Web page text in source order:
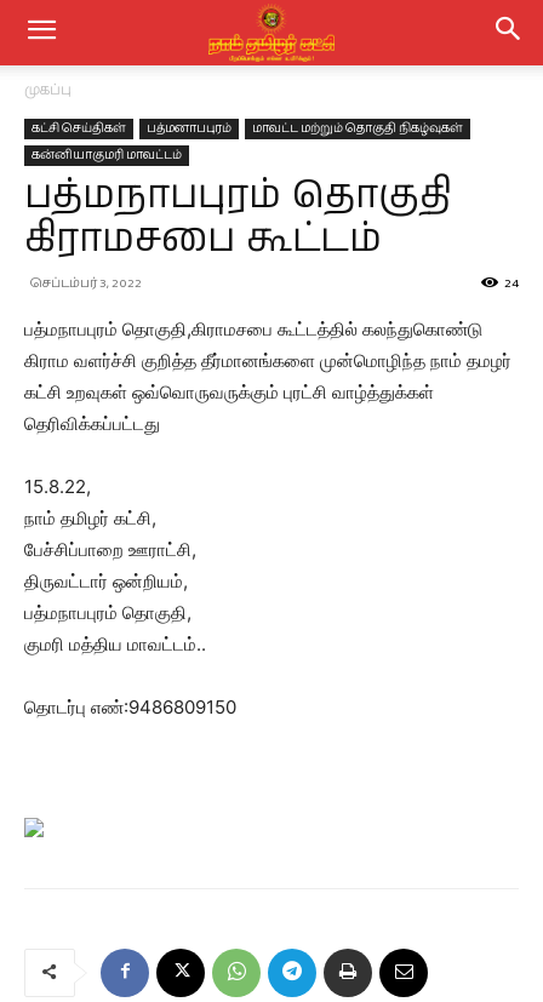
முகப்பு
கட்சி செய்திகள் பத்மனாபபுரம்
மாவட்ட மற்றும் தொகுதி நிகழ்வுகள்
கன்னியாகுமரி மாவட்டம்
பத்மநாபபுரம் தொகுதி
கிராமசபை கூட்டம்
செப்டம்பர் 3, 2022 24
பத்மநாபபுரம் தொகுதி,கிராமசபை கூட்டத்தில் கலந்துகொண்டு
கிராம வளர்ச்சி குறித்த தீர்மானங்களை முன்மொழிந்த நாம் தமழர்
கட்சி உறவுகள் ஒவ்வொருவருக்கும் புரட்சி வாழ்த்துக்கள்
தெரிவிக்கப்பட்டது
15.8.22,
நாம் தமிழர் கட்சி,
பேச்சிப்பாறை ஊராட்சி,
திருவட்டார் ஒன்றியம்,
பத்மநாபபுரம் தொகுதி,
குமரி மத்திய மாவட்டம்..
தொடர்பு எண்:9486809150